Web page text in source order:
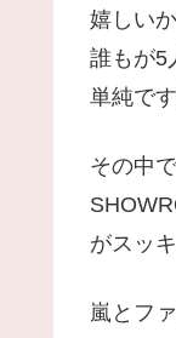
嬉しい
誰もが5
単純で
その中で
がスッ
嵐とフ